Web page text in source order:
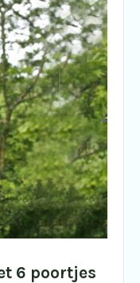
6 poortjes